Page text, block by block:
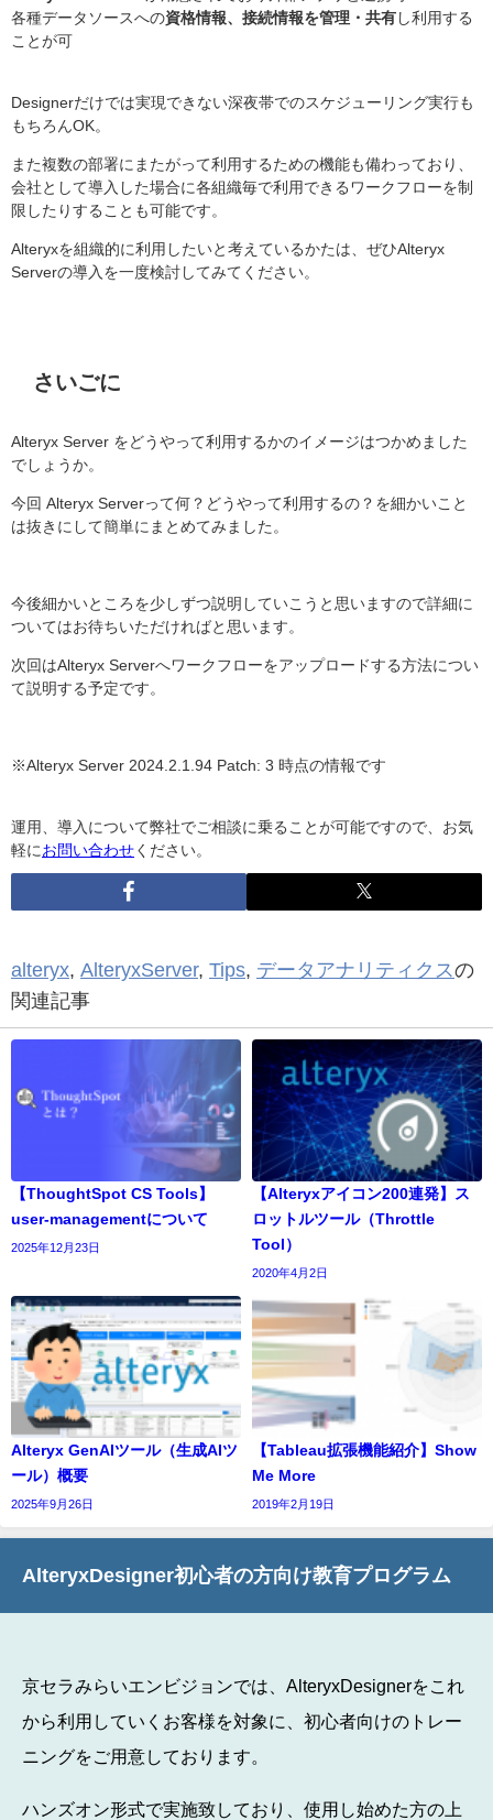
各種データソースへの資格情報、接続情報を管理・共有 し利用する
ことが可
Designerだけでは実現できない深夜帯でのスケジューリング実行も
もちろんOK。
また複数の部署にまたがって利用するための機能も備わっており、
会社として導入した場合に各組織毎で利用できるワークフローを制
限したりすることも可能です。
Alteryxを組織的に利用したいと考えているかたは、ぜひAlteryx
Serverの導入を一度検討してみてください。
さいごに
Alteryx Server をどうやって利用するかのイメージはつかめました
でしょうか。
今回 Alteryx Serverって何？どうやって利用するの？を細かいこと
は抜きにして簡単にまとめてみました。
今後細かいところを少しずつ説明していこうと思いますので詳細に
ついてはお待ちいただければと思います。
次回はAlteryx Serverへワークフローをアップロードする方法につい
て説明する予定です。
※Alteryx Server 2024.2.1.94 Patch: 3 時点の情報です
運用、導入について弊社でご相談に乗ることが可能ですので、お気
軽に お問い合わせ ください。
alteryx, AlteryxServer, Tips, データアナリティクスの
関連記事
【ThoughtSpot CS Tools】
user-managementについて
2025年12月23日
【Alteryxアイコン200連発】ス
ロットルツール（Throttle
Tool）
2020年4月2日
Alteryx GenAIツール（生成AIツ
ール）概要
2025年9月26日
【Tableau拡張機能紹介】Show
Me More
2019年2月19日
AlteryxDesigner初心者の方向け教育プログラム
京セラみらいエンビジョンでは、AlteryxDesignerをこれ
から利用していくお客様を対象に、初心者向けのトレー
ニングをご用意しております。
ハンズオン形式で実施致しており、使用し始めた方の上